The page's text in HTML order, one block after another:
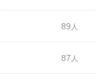
89
87